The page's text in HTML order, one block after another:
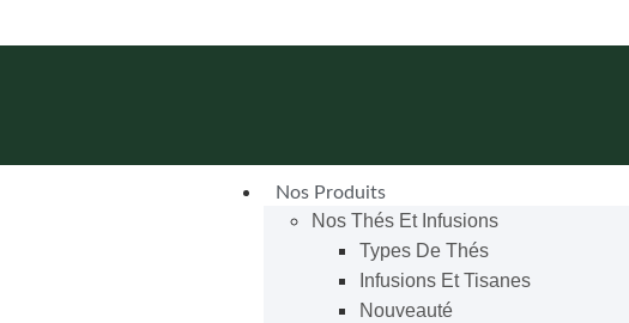
Nos Produits
Nos Thés Et Infusions
Types De Thés
Infusions Et Tisanes
Nouveauté